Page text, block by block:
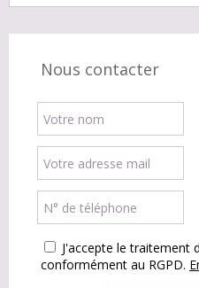
Nous contacter
J'accepte le traitement
conformément au RGPD.